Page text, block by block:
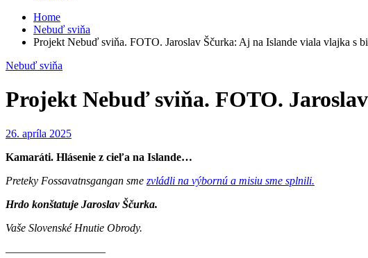
Home
Nebuď sviňa
Projekt Nebuď sviňa. FOTO. Jaroslav Ščurka: Aj na Islande viala vlajka s
Nebuď sviňa
Projekt Nebuď sviňa. FOTO.
26. apríla 2025
Kamaráti. Hlásenie z cieľa na Islande…
Preteky Fossavatnsgangan sme zvládli na výbornú a misiu sme splnili.
Hrdo konštatuje Jaroslav Ščurka.
Vaše Slovenské Hnutie Obrody.
—————————